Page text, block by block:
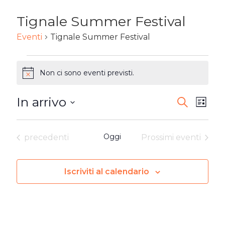
Tignale Summer Festival
Eventi Tignale Summer Festival
EVENTI
NoticeNon ci sono eventi previsti.
EVENTI
E
VISTE
CercaLista
In arrivo
Seleziona
la Eventi
precedenti Oggi Prossimi eventi
Iscriviti al calendario